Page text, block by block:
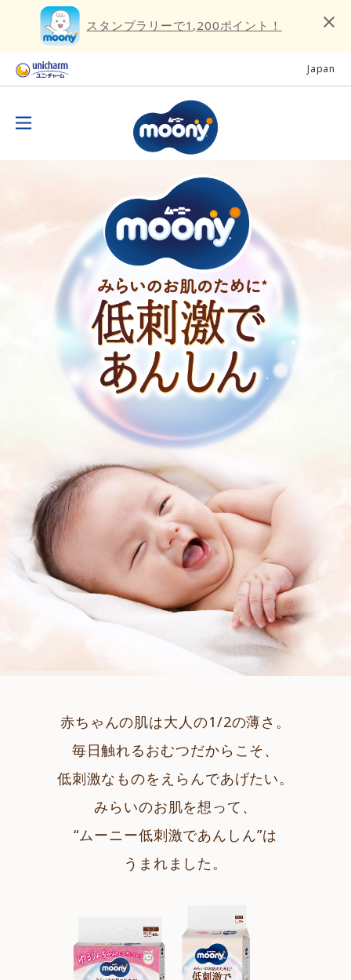
スタンプラリーで1,200ポイント！
Japan
赤ちゃんの肌は大人の1/2の薄さ。
毎日触れるおむつだからこそ、
低刺激なものをえらんであげたい。
みらいのお肌を想って、
“ムーニー低刺激であんしん”は
うまれました。